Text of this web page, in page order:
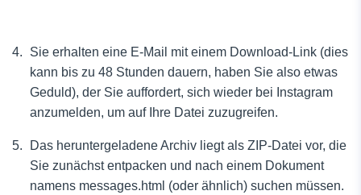
Sie erhalten eine E-Mail mit einem Download-Link (dies
kann bis zu 48 Stunden dauern, haben Sie also etwas
Geduld), der Sie auffordert, sich wieder bei Instagram
anzumelden, um auf Ihre Datei zuzugreifen.
Das heruntergeladene Archiv liegt als ZIP-Datei vor, die
Sie zunächst entpacken und nach einem Dokument
namens messages.html (oder ähnlich) suchen müssen.